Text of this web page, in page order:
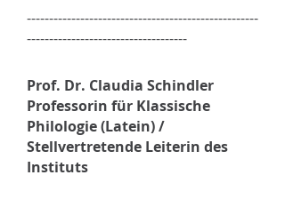
----------------------------------------------------
------------------------------------
Prof. Dr. Claudia Schindler
Professorin für Klassische
Philologie (Latein) /
Stellvertretende Leiterin des
Instituts